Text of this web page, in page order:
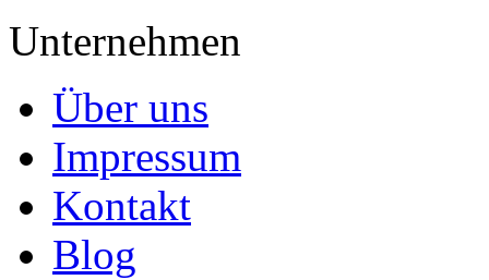
Unternehmen
Über uns
Impressum
Kontakt
Blog